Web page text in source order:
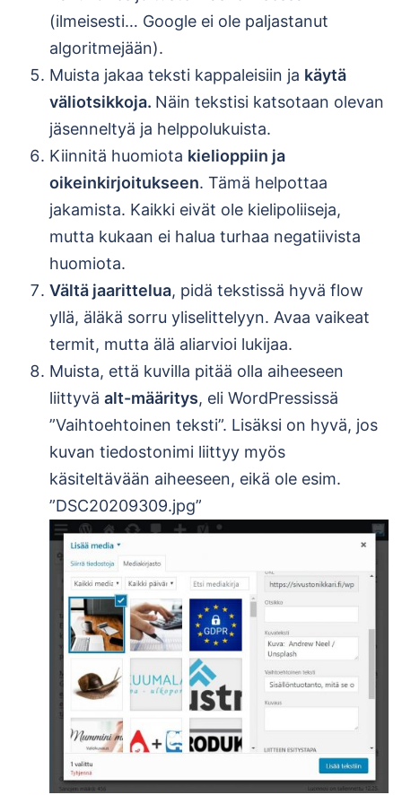
(ilmeisesti… Google ei ole paljastanut
algoritmejään).
Muista jakaa teksti kappaleisiin ja käytä
väliotsikkoja. Näin tekstisi katsotaan olevan
jäsenneltyä ja helppolukuista.
Kiinnitä huomiota kielioppiin ja
oikeinkirjoitukseen. Tämä helpottaa
jakamista. Kaikki eivät ole kielipoliiseja,
mutta kukaan ei halua turhaa negatiivista
huomiota.
Vältä jaarittelua, pidä tekstissä hyvä flow
yllä, äläkä sorru yliselittelyyn. Avaa vaikeat
termit, mutta älä aliarvioi lukijaa.
Muista, että kuvilla pitää olla aiheeseen
liittyvä alt-määritys, eli WordPressissä
”Vaihtoehtoinen teksti”. Lisäksi on hyvä, jos
kuvan tiedostonimi liittyy myös
käsiteltävään aiheeseen, eikä ole esim.
”DSC20209309.jpg”